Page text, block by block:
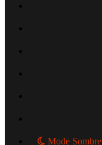
Mode Sombre